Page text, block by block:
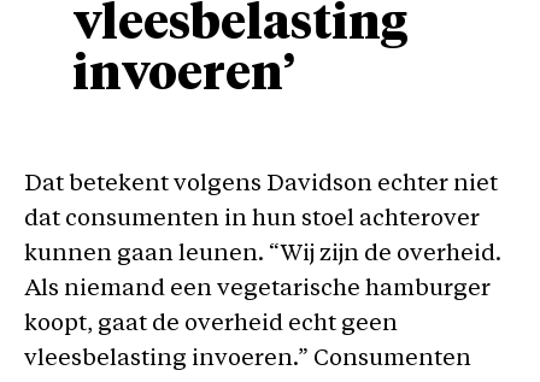
vleesbelasting
invoeren’
Dat betekent volgens Davidson echter niet
dat consumenten in hun stoel achterover
kunnen gaan leunen. “Wij zijn de overheid.
Als niemand een vegetarische hamburger
koopt, gaat de overheid echt geen
vleesbelasting invoeren.” Consumenten